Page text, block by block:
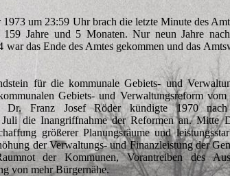
1973 um 23:59 Uhr brach die letzte Minute des
Jahre und 5 Monaten. Nur neun Jahre
das Ende des Amtes gekommen und das
für die kommunale Gebiets- und
Gebiets- und Verwaltungsreform
Dr. Franz Josef Röder kündigte 1970
die Inangriffnahme der Reformen an. Mitte
größerer Planungsräume und
der Verwaltungs- und Finanzleistung der
der Kommunen, Vorantreiben des
von mehr Bürgernähe.